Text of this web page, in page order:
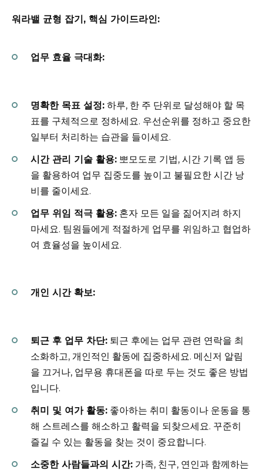
워라밸 균형 잡기, 핵심 가이드라인:
업무 효율 극대화:
명확한 목표 설정: 하루, 한 주 단위로 달성해야 할 목
표를 구체적으로 정하세요. 우선순위를 정하고 중요한
일부터 처리하는 습관을 들이세요.
시간 관리 기술 활용: 뽀모도로 기법, 시간 기록 앱 등
을 활용하여 업무 집중도를 높이고 불필요한 시간 낭
비를 줄이세요.
업무 위임 적극 활용: 혼자 모든 일을 짊어지려 하지
마세요. 팀원들에게 적절하게 업무를 위임하고 협업하
여 효율성을 높이세요.
개인 시간 확보:
퇴근 후 업무 차단: 퇴근 후에는 업무 관련 연락을 최
소화하고, 개인적인 활동에 집중하세요. 메신저 알림
을 끄거나, 업무용 휴대폰을 따로 두는 것도 좋은 방법
입니다.
취미 및 여가 활동: 좋아하는 취미 활동이나 운동을 통
해 스트레스를 해소하고 활력을 되찾으세요. 꾸준히
즐길 수 있는 활동을 찾는 것이 중요합니다.
소중한 사람들과의 시간: 가족, 친구, 연인과 함께하는